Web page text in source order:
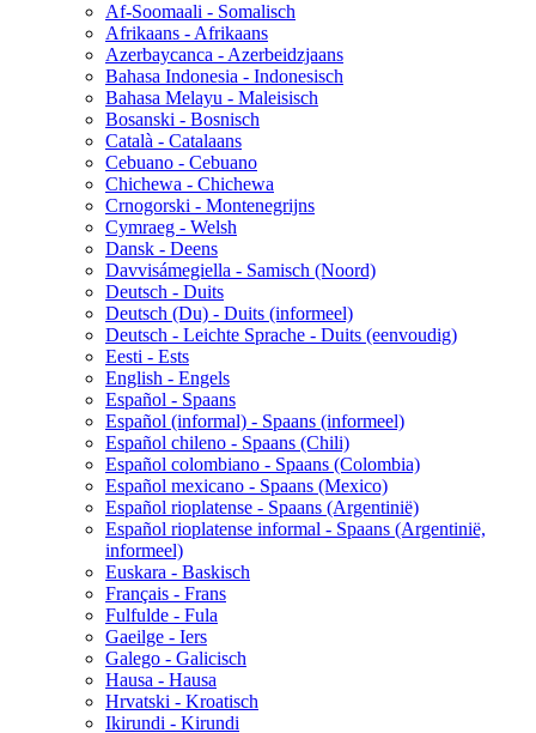
Af-Soomaali - Somalisch
Afrikaans - Afrikaans
Azerbaycanca - Azerbeidzjaans
Bahasa Indonesia - Indonesisch
Bahasa Melayu - Maleisisch
Bosanski - Bosnisch
Català - Catalaans
Cebuano - Cebuano
Chichewa - Chichewa
Crnogorski - Montenegrijns
Cymraeg - Welsh
Dansk - Deens
Davvisámegiella - Samisch (Noord)
Deutsch - Duits
Deutsch (Du) - Duits (informeel)
Deutsch - Leichte Sprache - Duits (eenvoudig)
Eesti - Ests
English - Engels
Español - Spaans
Español (informal) - Spaans (informeel)
Español chileno - Spaans (Chili)
Español colombiano - Spaans (Colombia)
Español mexicano - Spaans (Mexico)
Español rioplatense - Spaans (Argentinië)
Español rioplatense informal - Spaans (Argentinië,
informeel)
Euskara - Baskisch
Français - Frans
Fulfulde - Fula
Gaeilge - Iers
Galego - Galicisch
Hausa - Hausa
Hrvatski - Kroatisch
Ikirundi - Kirundi